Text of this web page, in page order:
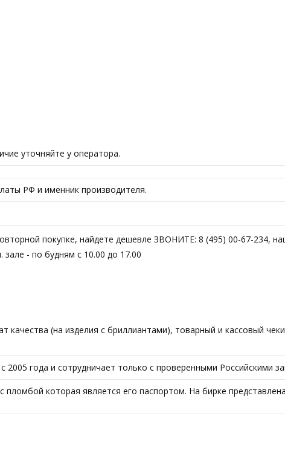
уточняйте у оператора.
РФ и именник производителя.
покупке, найдете дешевле ЗВОНИТЕ: 8 (495) 00-67-234,
- по будням с 10.00 до 17.00
(на изделия с бриллиантами), товарный и кассовый
года и сотрудничает только с проверенными Российскими
которая является его паспортом. На бирке